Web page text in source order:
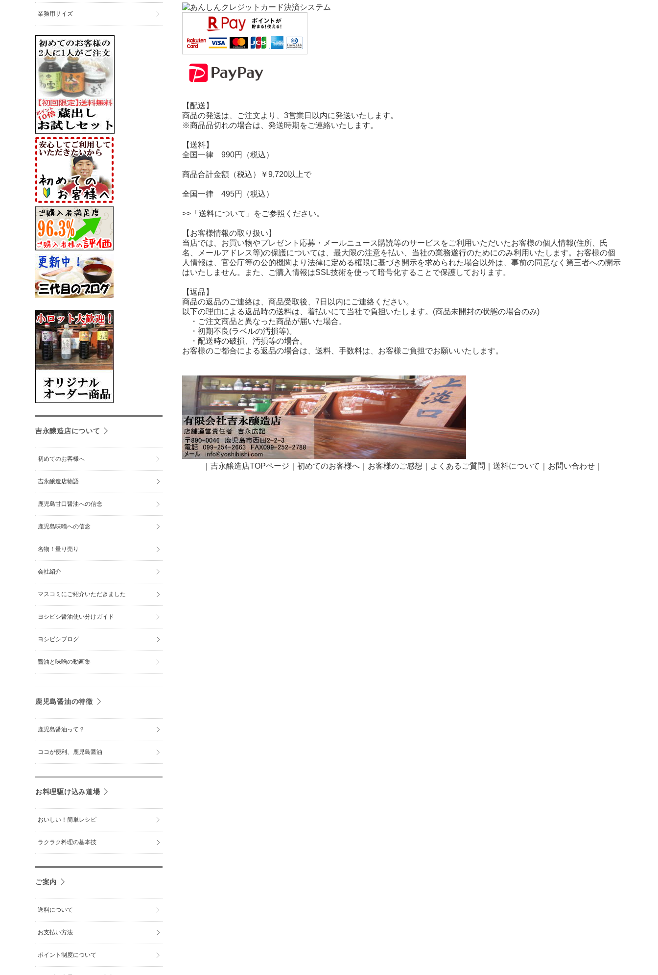
【配送】
商品の発送は、ご注文より、3営業日以内に発送いたします。
※商品品切れの場合は、発送時期をご連絡いたします。
【送料】
全国一律 990円（税込）
商品合計金額（税込）￥9,720以上で
全国一律 495円（税込）
>>「送料について」をご参照ください。
【お客様情報の取り扱い】
当店では、お買い物やプレゼント応募・メールニュース購読等のサービスをご利用いただいたお客様の個人情報(住所、氏
名、メールアドレス等)の保護については、最大限の注意を払い、当社の業務遂行のためにのみ利用いたします。お客様の個
人情報は、官公庁等の公的機関より法律に定める権限に基づき開示を求められた場合以外は、事前の同意なく第三者への開示
はいたしません。また、ご購入情報はSSL技術を使って暗号化することで保護しております。
【返品】
商品の返品のご連絡は、商品受取後、7日以内にご連絡ください。
以下の理由による返品時の送料は、着払いにて当社で負担いたします。(商品未開封の状態の場合のみ)
・ご注文商品と異なった商品が届いた場合。
・初期不良(ラベルの汚損等)。
・配送時の破損、汚損等の場合。
お客様のご都合による返品の場合は、送料、手数料は、お客様ご負担でお願いいたします。
吉永醸造店TOPページ 初めてのお客様へ｜ お客様のご感想 よくあるご質問 送料について お問い合わせ｜
業務用サイズ
吉永醸造店について
初めてのお客様へ
吉永醸造店物語
鹿児島甘口醤油への信念
鹿児島味噌への信念
名物！量り売り
会社紹介
マスコミにご紹介いただきました
ヨシビシ醤油使い分けガイド
ヨシビシブログ
醤油と味噌の動画集
鹿児島醤油の特徴
鹿児島醤油って？
ココが便利、鹿児島醤油
お料理駆け込み道場
おいしい！簡単レシピ
ラクラク料理の基本技
ご案内
送料について
お支払い方法
ポイント制度について